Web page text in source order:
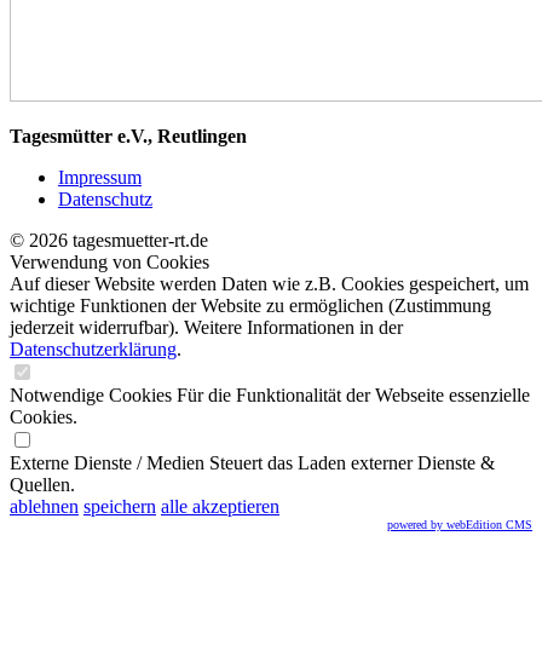
Tagesmütter e.V., Reutlingen
Impressum
Datenschutz
© 2026 tagesmuetter-rt.de
Verwendung von Cookies
Auf dieser Website werden Daten wie z.B. Cookies gespeichert, um
wichtige Funktionen der Website zu ermöglichen (Zustimmung
jederzeit widerrufbar). Weitere Informationen in der
Datenschutzerklärung.
Notwendige Cookies Für die Funktionalität der Webseite essenzielle
Cookies.
Externe Dienste / Medien Steuert das Laden externer Dienste &
Quellen.
ablehnen speichern alle akzeptieren
powered by webEdition CMS